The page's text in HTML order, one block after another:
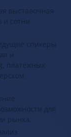
выставочная
и сотни
спикеры
и
платежных
для
рынка.